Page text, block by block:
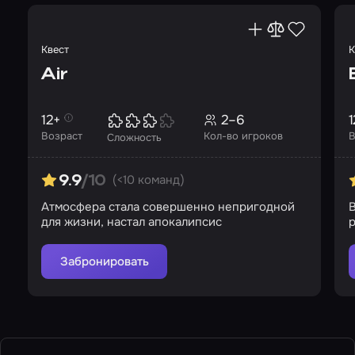
Квест
Air
Возраст
12+
Сложность Кол-во игроков
2–6
9.9/10 (<10 команд)
Атмосфера стала совершенно непригодной
для жизни, настал апокалипсис
Забронировать